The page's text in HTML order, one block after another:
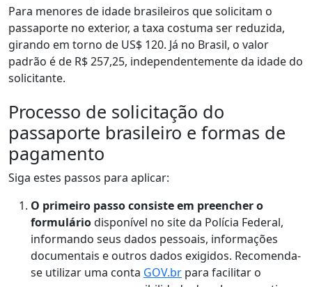
Para menores de idade brasileiros que solicitam o
passaporte no exterior, a taxa costuma ser reduzida,
girando em torno de US$ 120. Já no Brasil, o valor
padrão é de R$ 257,25, independentemente da idade do
solicitante.
Processo de solicitação do
passaporte brasileiro e formas de
pagamento
Siga estes passos para aplicar:
O primeiro passo consiste em preencher o
formuláriodisponível no site da Polícia Federal,
informando seus dados pessoais, informações
documentais e outros dados exigidos. Recomenda-
se utilizar uma conta GOV.br para facilitar o